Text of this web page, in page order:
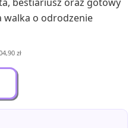
walka o odrodzenie
zł